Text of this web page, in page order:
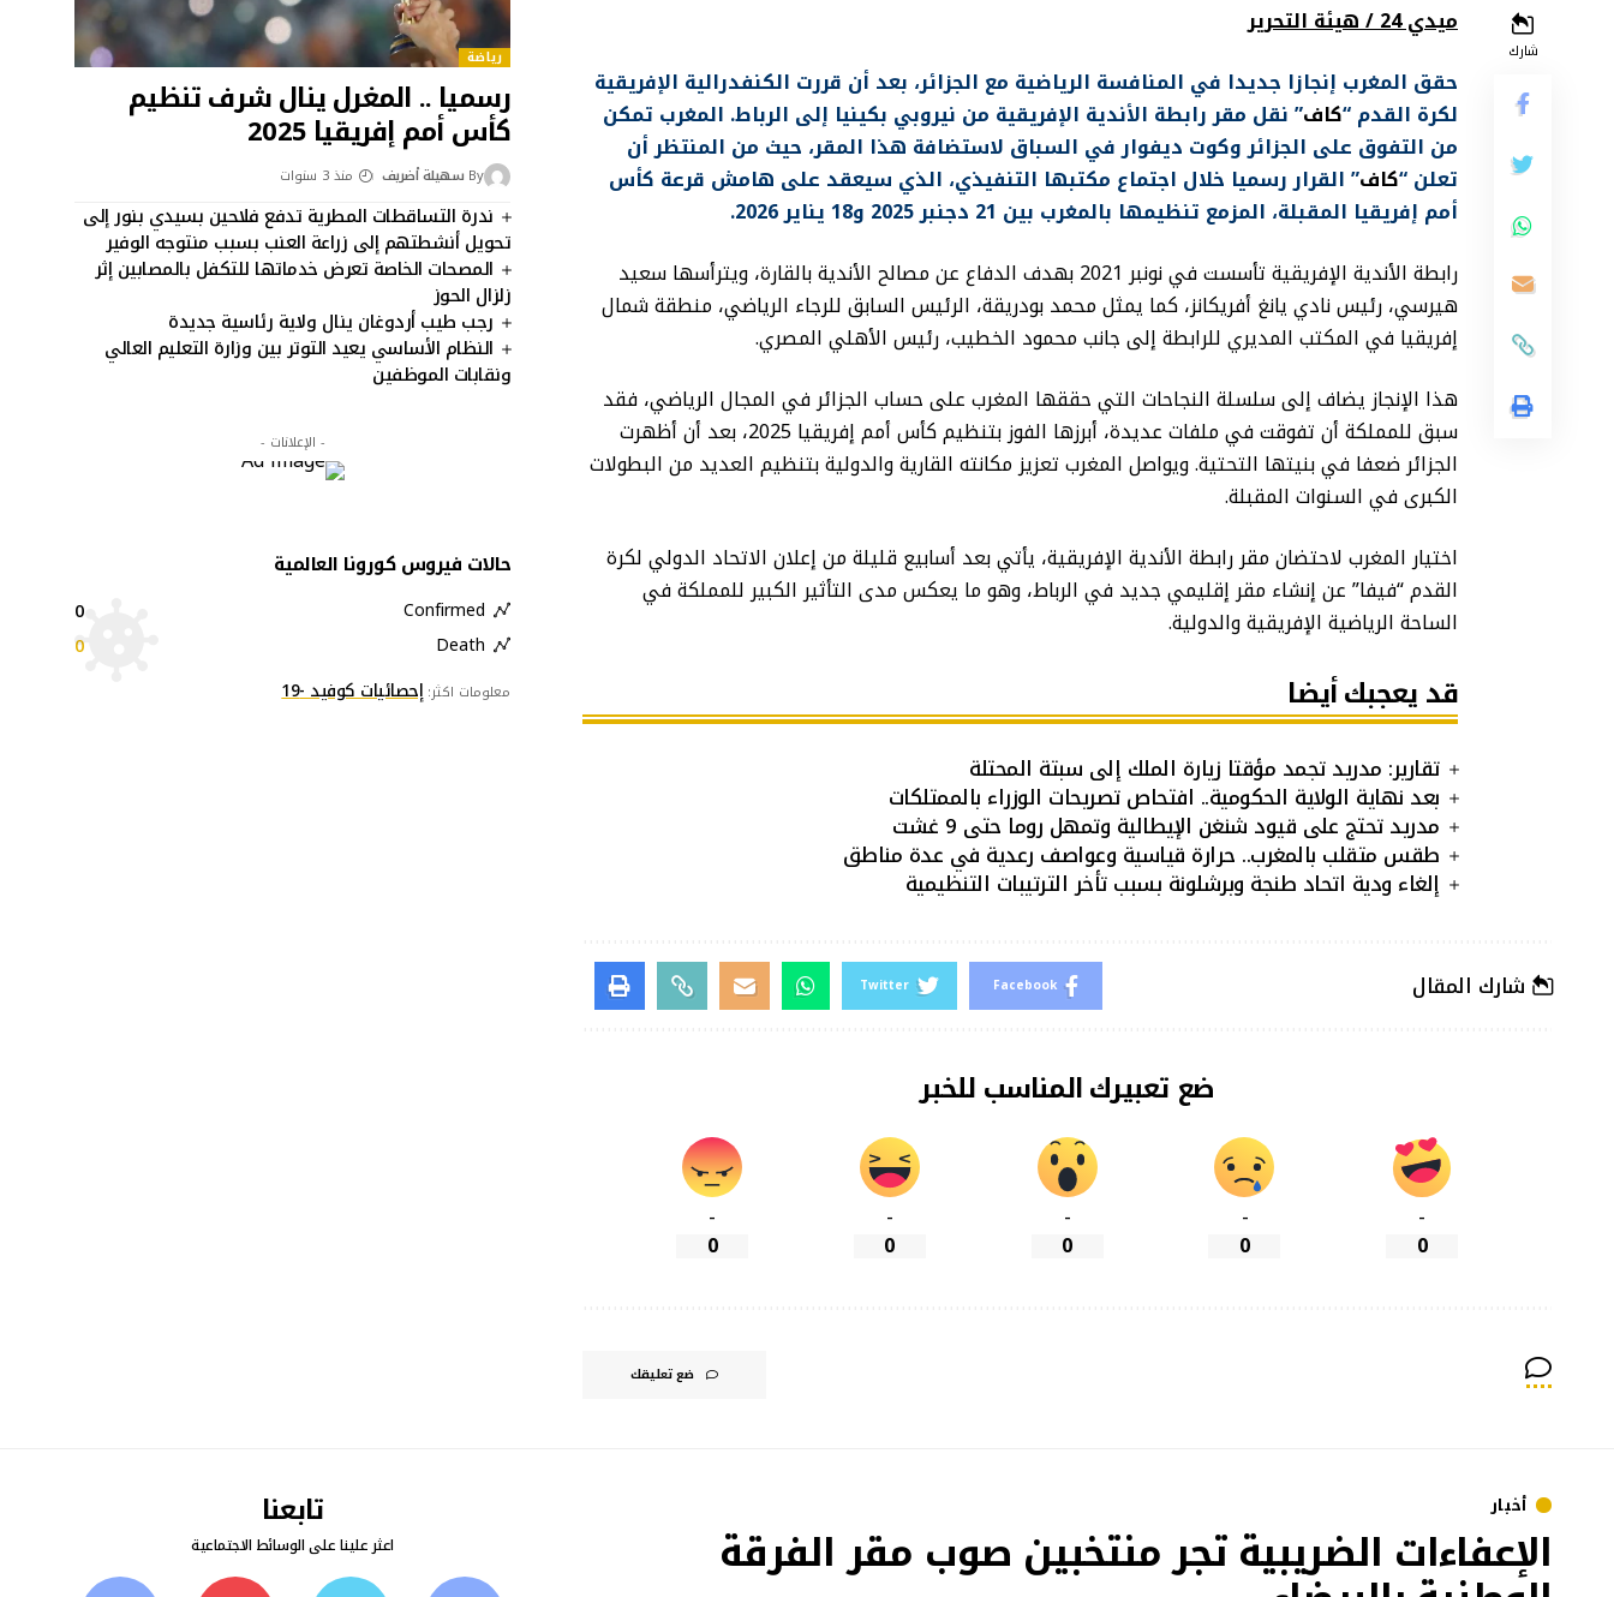
شارك
ميدي 24 / هيئة التحرير
حقق المغرب إنجازا جديدا في المنافسة الرياضية مع الجزائر، بعد أن قررت الكنفدرالية الإفريقية
لكرة القدم “كاف” نقل مقر رابطة الأندية الإفريقية من نيروبي بكينيا إلى الرباط. المغرب تمكن
من التفوق على الجزائر وكوت ديفوار في السباق لاستضافة هذا المقر، حيث من المنتظر أن
تعلن “كاف” القرار رسميا خلال اجتماع مكتبها التنفيذي، الذي سيعقد على هامش قرعة كأس
أمم إفريقيا المقبلة، المزمع تنظيمها بالمغرب بين 21 دجنبر 2025 و18 يناير 2026.
رابطة الأندية الإفريقية تأسست في نونبر 2021 بهدف الدفاع عن مصالح الأندية بالقارة، ويترأسها سعيد
هيرسي، رئيس نادي يانغ أفريكانز، كما يمثل محمد بودريقة، الرئيس السابق للرجاء الرياضي، منطقة شمال
إفريقيا في المكتب المديري للرابطة إلى جانب محمود الخطيب، رئيس الأهلي المصري.
هذا الإنجاز يضاف إلى سلسلة النجاحات التي حققها المغرب على حساب الجزائر في المجال الرياضي، فقد
سبق للمملكة أن تفوقت في ملفات عديدة، أبرزها الفوز بتنظيم كأس أمم إفريقيا 2025، بعد أن أظهرت
الجزائر ضعفا في بنيتها التحتية. ويواصل المغرب تعزيز مكانته القارية والدولية بتنظيم العديد من البطولات
الكبرى في السنوات المقبلة.
اختيار المغرب لاحتضان مقر رابطة الأندية الإفريقية، يأتي بعد أسابيع قليلة من إعلان الاتحاد الدولي لكرة
القدم “فيفا” عن إنشاء مقر إقليمي جديد في الرباط، وهو ما يعكس مدى التأثير الكبير للمملكة في
الساحة الرياضية الإفريقية والدولية.
قد يعجبك أيضا
تقارير: مدريد تجمد مؤقتا زيارة الملك إلى سبتة المحتلة
بعد نهاية الولاية الحكومية.. افتحاص تصريحات الوزراء بالممتلكات
مدريد تحتج على قيود شنغن الإيطالية وتمهل روما حتى 9 غشت
طقس متقلب بالمغرب.. حرارة قياسية وعواصف رعدية في عدة مناطق
إلغاء ودية اتحاد طنجة وبرشلونة بسبب تأخر الترتيبات التنظيمية
شارك المقال Facebook
Twitter
ضع تعبيرك المناسب للخبر
-
0
-
0
-
0
-
0
-
0
ضع تعليقك
رياضة
رسميا .. المغرل ينال شرف تنظيم
كأس أمم إفريقيا 2025
By سهيلة أضريف منذ 3 سنوات
ندرة التساقطات المطرية تدفع فلاحين بسيدي بنور إلى
تحويل أنشطتهم إلى زراعة العنب بسبب منتوجه الوفير
المصحات الخاصة تعرض خدماتها للتكفل بالمصابين إثر
زلزال الحوز
رجب طيب أردوغان ينال ولاية رئاسية جديدة
النظام الأساسي يعيد التوتر بين وزارة التعليم العالي
ونقابات الموظفين
- الإعلانات -
حالات فيروس كورونا العالمية
Confirmed
0
Death
0
معلومات اكثر:إحصائيات كوفيد -19
أخبار
الإعفاءات الضريبية تجر منتخبين صوب مقر الفرقة
تابعنا
اعثر علينا على الوسائط الاجتماعية